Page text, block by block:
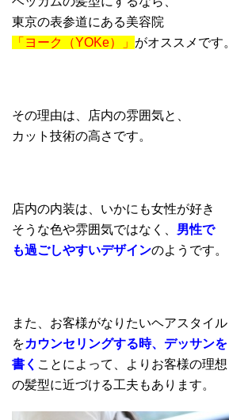
東京の表参道にある美容院
「ヨーク（YOKe）」 がオススメです。
その理由は、店内の雰囲気と、
カット技術の高さです。
店内の内装は、いかにも女性が好き
そうな色や雰囲気ではなく、 男性で
も過ごしやすいデザインのようです。
また、お客様がなりたいヘアスタイル
をカウンセリングする時、デッサンを
書く ことによって、よりお客様の理想
の髪型に近づける工夫もあります。